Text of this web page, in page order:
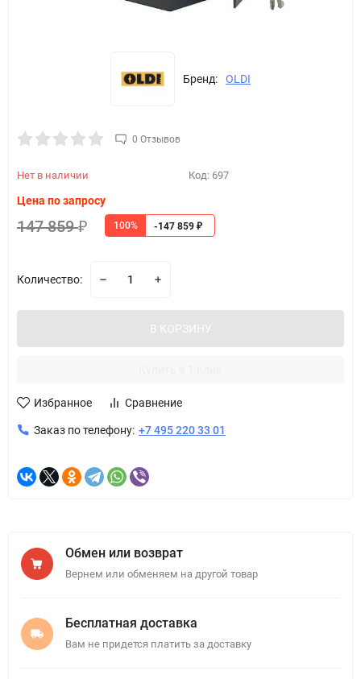
Бренд: OLDI
0 Отзывов
Нет в наличии Код: 697
Цена по запросу
147 859₽ 100% -147 859 ₽
Количество:
В КОРЗИНУ
Избранное Сравнение
Заказ по телефону: +7 495 220 33 01
Обмен или возврат
Вернем или обменяем на другой товар
Бесплатная доставка
Вам не придется платить за доставку